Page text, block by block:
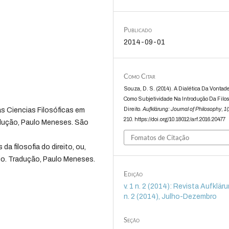
Ciencias Filosóficas em
Paulo Meneses. São
da filosofia do direito, ou,
Tradução, Paulo Meneses.
Publicado
2014-09-01
Como Citar
Souza, D. S. (2014). A Dialética Da
Como Subjetividade Na Introdução Da
Direito.Aufklärung: Journal of Philosophy, 1
210. https://doi.org/10.18012/arf.2016.20477
Fomatos de Citação
Edição
v. 1 n. 2 (2014): Revista
n. 2 (2014), Julho-Dezembro
Seção